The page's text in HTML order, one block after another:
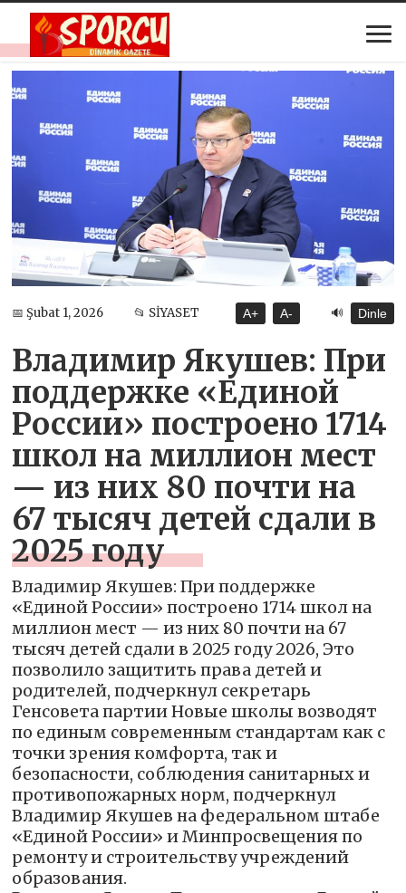
📅 Şubat 1, 2026 📂 SİYASET A+ A- 🔊 Dinle
Владимир Якушев: При
поддержке «Единой
России» построено 1714
школ на миллион мест
— из них 80 почти на
67 тысяч детей сдали в
2025 году
Владимир Якушев: При поддержке
«Единой России» построено 1714 школ на
миллион мест — из них 80 почти на 67
тысяч детей сдали в 2025 году 2026, Это
позволило защитить права детей и
родителей, подчеркнул секретарь
Генсовета партии Новые школы возводят
по единым современным стандартам как с
точки зрения комфорта, так и
безопасности, соблюдения санитарных и
противопожарных норм, подчеркнул
Владимир Якушев на федеральном штабе
«Единой России» и Минпросвещения по
ремонту и строительству учреждений
образования.